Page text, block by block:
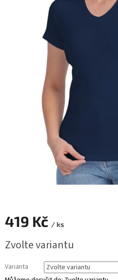
419 Kč / ks
cena:
Zvolte variantu
Varianta